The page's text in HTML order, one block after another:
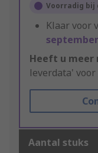
Voorradig
Klaar voor
Heeft u meer
leverdata'
Aantal stuks